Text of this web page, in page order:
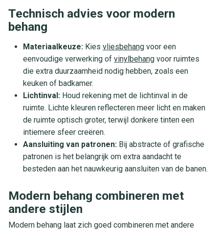
Technisch advies voor modern
behang
Materiaalkeuze:Kies vliesbehangvoor een
eenvoudige verwerking of vinylbehangvoor ruimtes
die extra duurzaamheid nodig hebben, zoals een
keuken of badkamer.
Lichtinval:Houd rekening met de lichtinval in de
ruimte. Lichte kleuren reflecteren meer licht en maken
de ruimte optisch groter, terwijl donkere tinten een
intiemere sfeer creëren.
Aansluiting van patronen:Bij abstracte of grafische
patronen is het belangrijk om extra aandacht te
besteden aan het nauwkeurig aansluiten van de banen.
Modern behang combineren met
andere stijlen
Modern behang laat zich goed combineren met andere